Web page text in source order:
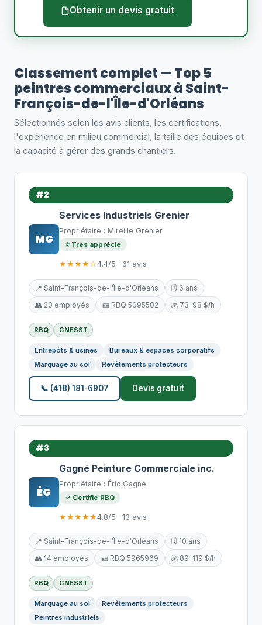
Obtenir un devis gratuit
Classement complet — Top 5
peintres commerciaux à Saint-
François-de-l'Île-d'Orléans
Sélectionnés selon les avis clients, les certifications,
l'expérience en milieu commercial, la taille des équipes et
la capacité à gérer des grands chantiers.
#2
MG
Services Industriels Grenier
Propriétaire : Mireille Grenier
⭐ Très apprécié
★★★★☆4.4/5 · 61 avis
📍 Saint-François-de-l'Île-d'Orléans
🗓️ 6 ans
👥 20 employés
🪪 RBQ 5095502 💰 73–98 $/h
RBQ CNESST
Entrepôts & usines
Bureaux & espaces corporatifs
Marquage au sol
Revêtements protecteurs
📞 (418) 181-6907 Devis gratuit
#3
ÉG
Gagné Peinture Commerciale inc.
Propriétaire : Éric Gagné
✓ Certifié RBQ
★★★★★4.8/5 · 13 avis
📍 Saint-François-de-l'Île-d'Orléans
🗓️ 10 ans
👥 14 employés
🪪 RBQ 5965969 💰 89–119 $/h
RBQ CNESST
Marquage au sol
Revêtements protecteurs
Peintres industriels